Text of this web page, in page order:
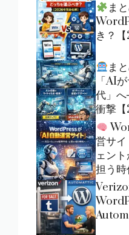
ま
き？
ま
「AI
代」
衝撃【
営サ
ェン
担う時